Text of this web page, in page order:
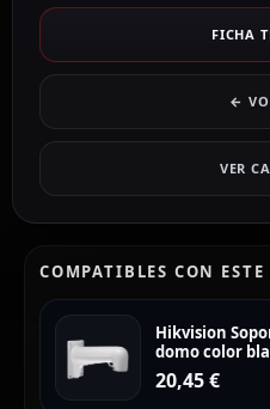
FICHA
←
VER
COMPATIBLES CON
Hikvision
domo color
20,45€